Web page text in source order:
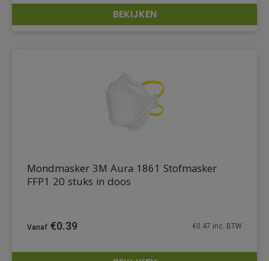
DETAILS
BEKIJKEN
Mondmasker 3M Aura 1861 Stofmasker
FFP1 20 stuks in doos
€0.39 €0.47 inc. BTW